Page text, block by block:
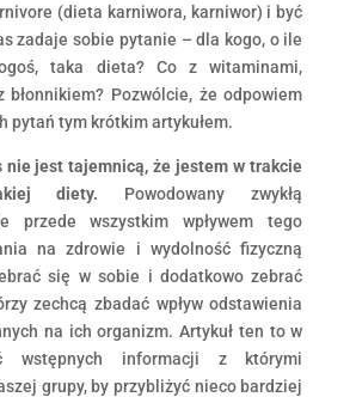
(dieta karniwora, karniwor) i być
zadaje sobie pytanie – dla kogo, o ile
taka dieta? Co z witaminami,
błonnikiem? Pozwólcie, że odpowiem
pytań tym krótkim artykułem.
nie jest tajemnicą, że jestem w trakcie
diety. Powodowany zwykłą
przede wszystkim wpływem tego
na zdrowie i wydolność fizyczną
się w sobie i dodatkowo zebrać
zechcą zbadać wpływ odstawienia
na ich organizm. Artykuł ten to w
wstępnych informacji z którymi
grupy, by przybliżyć nieco bardziej